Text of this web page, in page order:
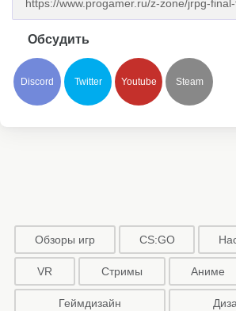
Обсудить
Discord Twitter Youtube Steam
Обзоры игр CS:GO
VR Стримы Аниме
Геймдизайн